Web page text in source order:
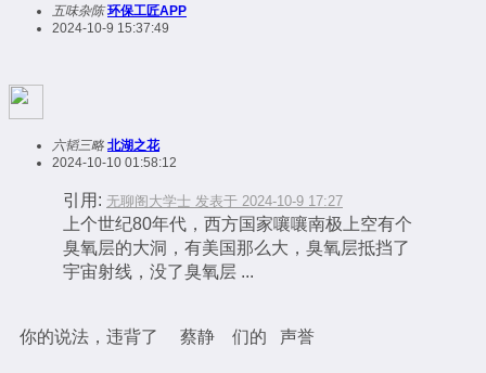
五味杂陈 环保工匠APP
2024-10-9 15:37:49
六韬三略 北湖之花
2024-10-10 01:58:12
引用: 无聊阁大学士 发表于 2024-10-9 17:27
上个世纪80年代，西方国家嚷嚷南极上空有个
臭氧层的大洞，有美国那么大，臭氧层抵挡了
宇宙射线，没了臭氧层 ...
你的说法，违背了 蔡静 们的 声誉